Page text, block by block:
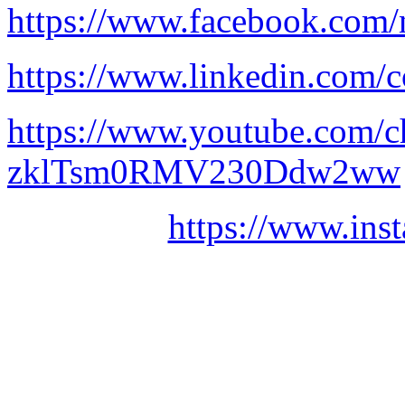
https://
https://www.linkedin.com/
https://www.youtube.com/
zklTsm0RMV230Ddw2ww
https://